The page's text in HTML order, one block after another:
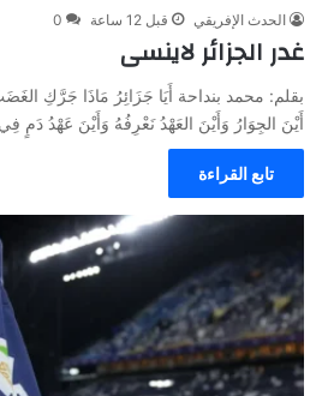
الحدث الإفريقي قبل 12 ساعة 0
غدر الجزائر لاينسى
بقلم: محمد بنداحة أَيَا جَزَائِرُ مَاذَا جَرَّكِ
أَيْنَ الجِوَارُ وَأَيْنَ العَهْدُ نَعْرِفُهُ وَأَيْنَ عَهْدُ دَمٍ
تابع القراءة